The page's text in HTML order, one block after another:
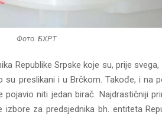
Фото. БХРТ
Republike Srpske koje su, prije svega,
su preslikani i u Brčkom. Takođe, i na
niti jedan birač. Najdrastičniji
za predsjednika bh. entiteta